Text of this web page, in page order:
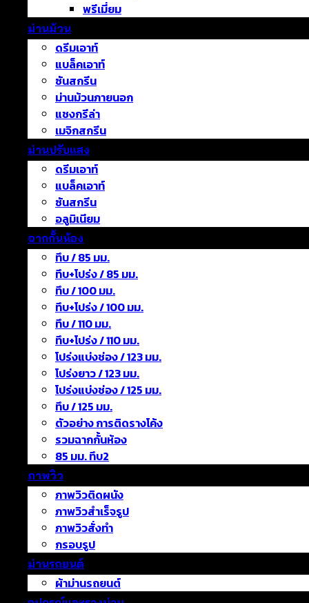
พรีเมี่ยม
ม่านม้วน
ดรีมเอาท์
แบล็คเอาท์
ซันสกรีน
ม่านม้วนภายนอก
แชงกรีล่า
เมจิกสกรีน
ม่านปรับแสง
ดรีมเอาท์
แบล็คเอาท์
ซันสกรีน
อลูมิเนียม
ฉากกั้นห้อง
ทึบ / 85 มม.
ทึบ+โปร่ง / 85 มม.
ทึบ / 100 มม.
ทึบ+โปร่ง / 100 มม.
ทึบ / 110 มม.
ทึบ+โปร่ง / 110 มม.
โปร่งแบ่งช่อง / 123 มม.
โปร่งยาว / 123 มม.
โปร่งแบ่งช่อง / 125 มม.
ทึบ / 125 มม.
ตัวอย่าง การติดรางโค้ง
รวมฉากกั้นห้อง
85 มม. ทึบ2
ภาพวิว
ภาพวิวติดผนัง
ภาพวิวสำเร็จรูป
ภาพวิวสั่งทำ
กรอบรูป
ม่านรถยนต์
ผ้าม่านรถยนต์